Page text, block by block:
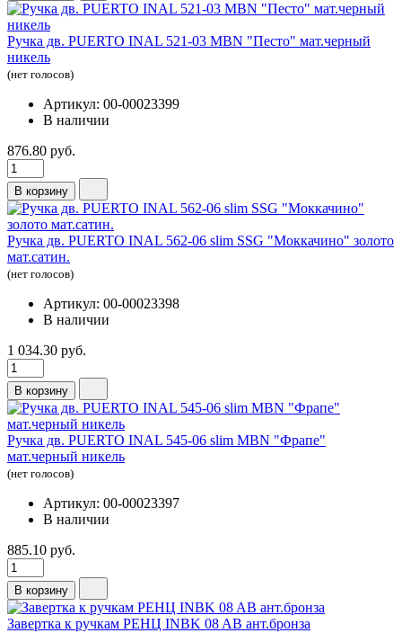
Ручка дв. PUERTO INAL 521-03 MBN "Песто" мат.черный
никель
(нет голосов)
Артикул: 00-00023399
В наличии
876.80 руб.
В корзину
Ручка дв. PUERTO INAL 562-06 slim SSG "Моккачино" золото
мат.сатин.
(нет голосов)
Артикул: 00-00023398
В наличии
1 034.30 руб.
В корзину
Ручка дв. PUERTO INAL 545-06 slim MBN "Фрапе"
мат.черный никель
(нет голосов)
Артикул: 00-00023397
В наличии
885.10 руб.
В корзину
Завертка к ручкам РЕНЦ INBK 08 AB ант.бронза